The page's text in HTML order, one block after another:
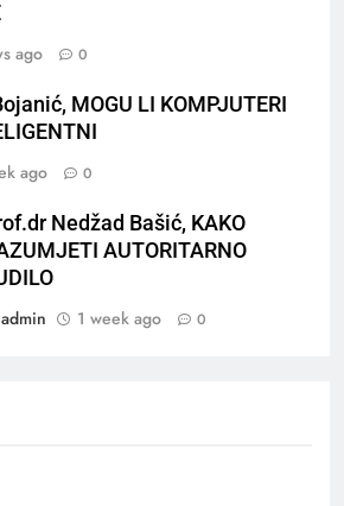
ago 0
MOGU LI KOMPJUTERI
ago 0
Nedžad Bašić, KAKO
AUTORITARNO
admin
1 week ago 0